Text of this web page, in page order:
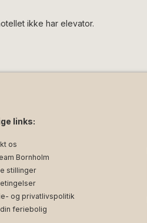
ikke har elevator.
links:
os
Bornholm
stillinger
og privatlivspolitik
feriebolig